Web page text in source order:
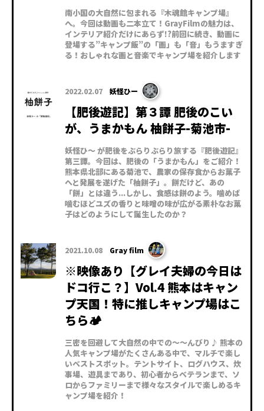
南小国の大自然に包まれる『木魂館キャンプ場』
へ。今回は動画も二本立て！GrayFilmの魅力は、
インテリア紹介だけにあらず!?前回に続き、動画に
登場する”キャンプ飯”の「画」も「音」もうますぎ
る！おしゃれな画と音楽でキャンプ場を紹介します
2022.02.07 妖怪ひー
【肥後遊記】第３譚 肥後のこい
が、うまかもん 柚餅子-菊池市-
妖怪ひ～ が肥後をぶらりぶらり旅する『肥後遊記』
第三譚。今回は、肥後の「うまかもん」をご紹介！
熊本県北部にある菊池で、農家の保存食からお菓子
へと発展を遂げた「柚餅子」。餅だけど、あの
「餅」とは違う...しかし、食感は餅のよう。噛めば
噛むほどユズの香りと味噌の味が広がる素朴なお菓
子はどのようにして誕生したのか？
2021.10.08 Gray film
※映像あり【グレイ夫婦の今日は
ドコ行こ？】Vol.4 熊本はキャン
プ天国！特に推しキャンプ場はこ
ちら🏕
三密を回避して大自然の中での〜〜んびり♪ 熊本の
人気キャンプ場がたくさんある中で、マルチで楽し
いベストスポット。テントサイト、ログハウス、炊
事場、遊具まであり、初心者からベテランまで、ソ
ロからファミリーまで様々なスタイルで楽しめるキ
ャンプ場を紹介！